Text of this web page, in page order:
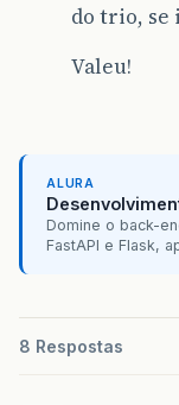
do trio, se
Valeu!
ALURA
Domine o back-
FastAPI e Flask,
8 Respostas